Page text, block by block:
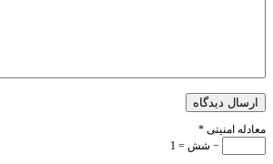
ارسال دیدگاه
معادله امنیتی *
− شش = 1